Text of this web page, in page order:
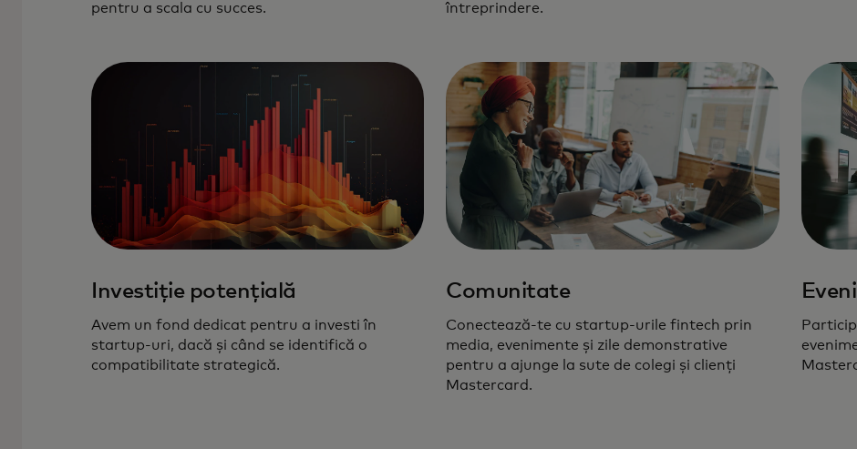
pentru a scala cu succes.
întreprindere.
Investiție potențială
Avem un fond dedicat pentru a investi în
startup-uri, dacă și când se identifică o
compatibilitate strategică.
Comunitate
Conectează-te cu startup-urile fintech prin
media, evenimente și zile demonstrative
pentru a ajunge la sute de colegi și clienți
Mastercard.